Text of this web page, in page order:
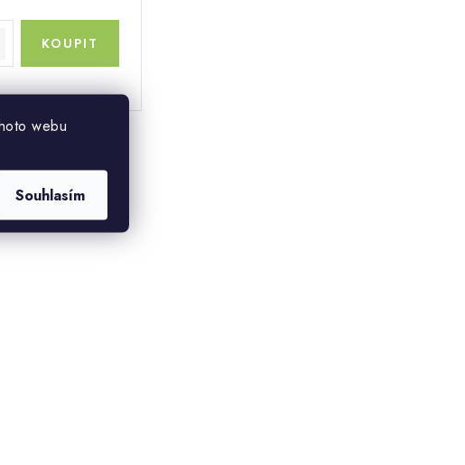
webu
Souhlasím